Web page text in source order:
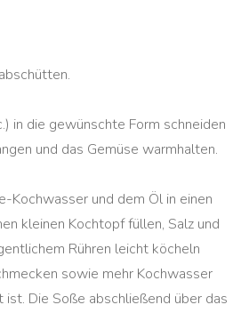
in die gewünschte Form schneiden
und das Gemüse warmhalten.
Kochwasser und dem Öl in einen
kleinen Kochtopf füllen, Salz und
Rühren leicht köcheln
sowie mehr Kochwasser
Die Soße abschließend über das